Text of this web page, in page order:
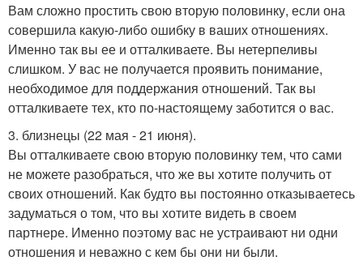
Вам сложно простить свою вторую половинку, если она
совершила какую-либо ошибку в ваших отношениях.
Именно так вы ее и отталкиваете. Вы нетерпеливы
слишком. У вас не получается проявить понимание,
необходимое для поддержания отношений. Так вы
отталкиваете тех, кто по-настоящему заботится о вас.
3. близнецы (22 мая - 21 июня).
Вы отталкиваете свою вторую половинку тем, что сами
не можете разобраться, что же вы хотите получить от
своих отношений. Как будто вы постоянно отказываетесь
задуматься о том, что вы хотите видеть в своем
партнере. Именно поэтому вас не устраивают ни одни
отношения и неважно с кем бы они ни были.